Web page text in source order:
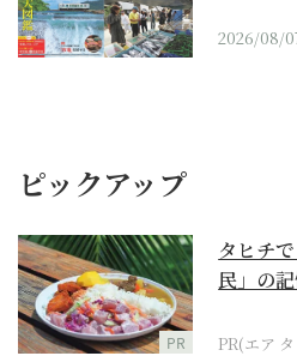
2026/08/
ピックアップ
PR
タヒチ
民」の
PR(エア